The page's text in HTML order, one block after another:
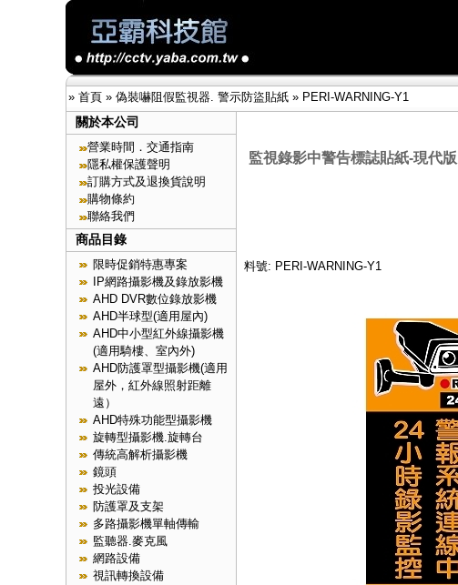
» 首頁 » 偽裝嚇阻假監視器. 警示防盜貼紙 » PERI-WARNING-Y1
關於本公司
營業時間．交通指南
隱私權保護聲明
訂購方式及退換貨說明
購物條約
聯絡我們
商品目錄
限時促銷特惠專案
IP網路攝影機及錄放影機
AHD DVR數位錄放影機
AHD半球型(適用屋內)
AHD中小型紅外線攝影機
(適用騎樓、室內外)
AHD防護罩型攝影機(適用
屋外，紅外線照射距離
遠）
AHD特殊功能型攝影機
旋轉型攝影機.旋轉台
傳統高解析攝影機
鏡頭
投光設備
防護罩及支架
多路攝影機單軸傳輸
監聽器.麥克風
網路設備
視訊轉換設備
監視錄影中警告標誌貼紙-現代版
料號: PERI-WARNING-Y1